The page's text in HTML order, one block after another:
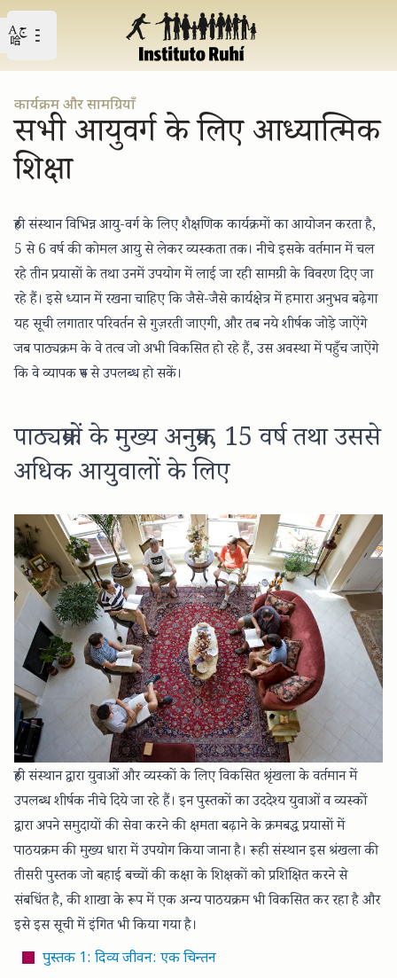
मुख्य मेनू खोलें
Open user menu
कार्यक्रम और सामग्रियाँ
सभी आयुवर्ग के लिए आध्यात्मिक
शिक्षा
रुही संस्थान विभिन्न आयु-वर्ग के लिए शैक्षणिक कार्यक्रमों का आयोजन करता है,
5 से 6 वर्ष की कोमल आयु से लेकर व्यस्कता तक। नीचे इसके वर्तमान में चल
रहे तीन प्रयासों के तथा उनमें उपयोग में लाई जा रही सामग्री के विवरण दिए जा
रहे हैं। इसे ध्यान में रखना चाहिए कि जैसे-जैसे कार्यक्षेत्र में हमारा अनुभव बढ़ेगा
यह सूची लगातार परिवर्तन से गुज़रती जाएगी, और तब नये शीर्षक जोड़े जाऐंगे
जब पाठ्यक्रम के वे तत्व जो अभीविकसित हो रहेहैं, उस अवस्था में पहुँच जाऐंगे
कि वे व्यापक रुप से उपलब्ध हो सकें।
पाठ्यक्रमों के मुख्य अनुक्रम, 15 वर्ष तथा उससे
अधिक आयुवालों के लिए
रुही संस्थान द्वारा युवाओं और व्यस्कों के लिए विकसित श्रृंखला के वर्तमान में
उपलब्ध शीर्षक नीचे दिये जा रहे हैं। इन पुस्तकों काउददेश्य युवाओं व व्यस्कों
द्वारा अपने समुदायोंकी सेवा करने की क्षमता बढ़ाने के क्रमबद्ध प्रयासों में
पाठयक्रम की मुख्य धारा में उपयोग किया जाना है। रूही संस्थान इस श्रंखला की
तीसरी पुस्तक जो बहाई बच्चों की कक्षा के शिक्षकों को प्रशिक्षित करने से
संबधिंत है, की शाखा के रूप में एक अन्य पाठयक्रम भी विकसित कर रहा है और
इसे इस सूची में इंगित भी किया गया है।
पुस्तक 1: दिव्य जीवन: एक चिन्तन